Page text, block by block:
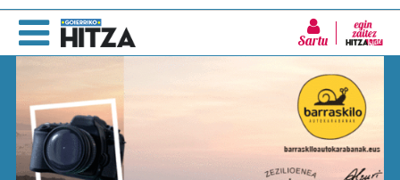
Sartu